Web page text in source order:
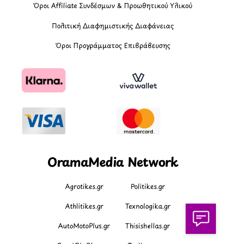
Όροι Affiliate Συνδέσμων & Προωθητικού Υλικού
Πολιτική Διαφημιστικής Διαφάνειας
Όροι Προγράμματος Επιβράβευσης
OramaMedia Network
Agrotikes.gr Politikes.gr
Athlitikes.gr Texnologika.gr
AutoMotoPlus.gr Thisishellas.gr